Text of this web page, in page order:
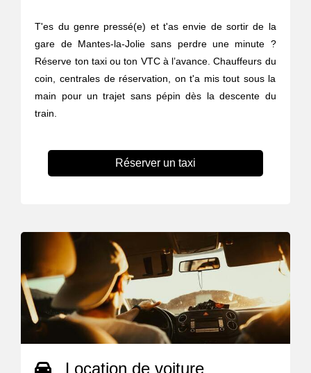
T'es du genre pressé(e) et t'as envie de sortir de la
gare de Mantes-la-Jolie sans perdre une minute ?
Réserve ton taxi ou ton VTC à l’avance. Chauffeurs du
coin, centrales de réservation, on t'a mis tout sous la
main pour un trajet sans pépin dès la descente du
train.
Réserver un taxi
Location de voiture